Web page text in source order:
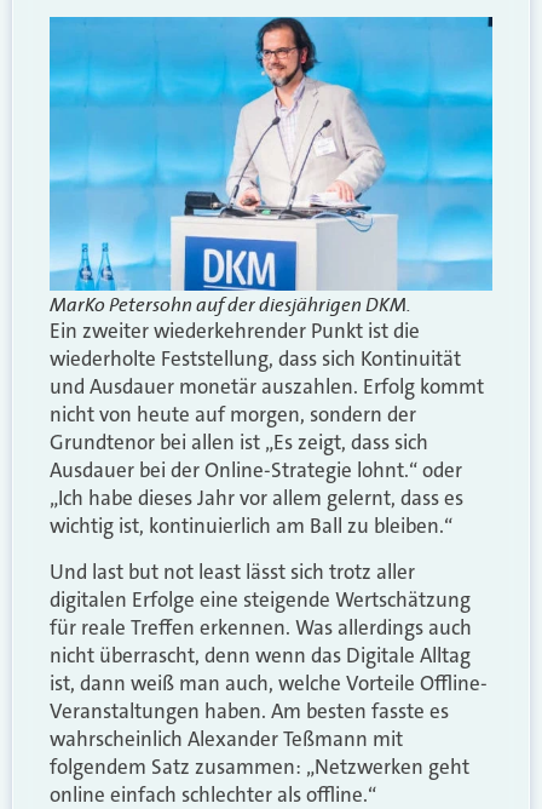
MarKo Petersohn auf der diesjährigen DKM.
Ein zweiter wiederkehrender Punkt ist die
wiederholte Feststellung, dass sich Kontinuität
und Ausdauer monetär auszahlen. Erfolg kommt
nicht von heute auf morgen, sondern der
Grundtenor bei allen ist „Es zeigt, dass sich
Ausdauer bei der Online-Strategie lohnt.“ oder
„Ich habe dieses Jahr vor allem gelernt, dass es
wichtig ist, kontinuierlich am Ball zu bleiben.“
Und last but not least lässt sich trotz aller
digitalen Erfolge eine steigende Wertschätzung
für reale Treffen erkennen. Was allerdings auch
nicht überrascht, denn wenn das Digitale Alltag
ist, dann weiß man auch, welche Vorteile Offline-
Veranstaltungen haben. Am besten fasste es
wahrscheinlich Alexander Teßmann mit
folgendem Satz zusammen: „Netzwerken geht
online einfach schlechter als offline.“